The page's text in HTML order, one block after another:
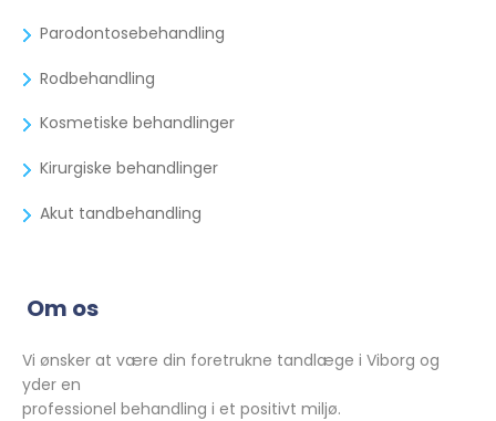
Parodontosebehandling
Rodbehandling
Kosmetiske behandlinger
Kirurgiske behandlinger
Akut tandbehandling
Om os
Vi ønsker at være din foretrukne tandlæge i Viborg og
yder en
professionel behandling i et positivt miljø.